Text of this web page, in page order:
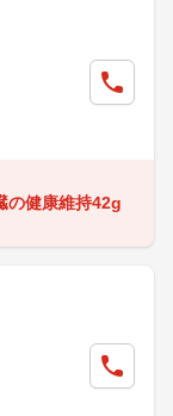
の健康維持42g